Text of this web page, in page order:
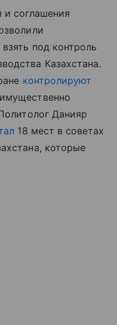
и соглашения
под контроль
Казахстана.
контролируют
Данияр
18 мест в советах
которые